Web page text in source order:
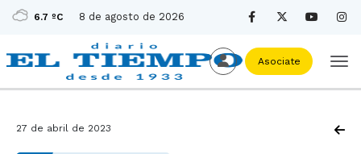
6.7 ºC 8 de agosto de 2026
Asociate
27 de abril de 2023